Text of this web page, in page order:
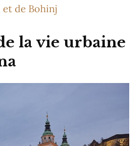
et de Bohinj
la vie urbaine